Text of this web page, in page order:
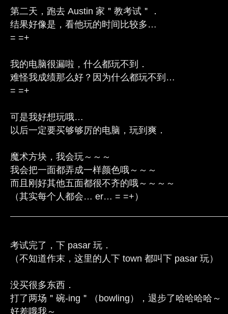
第二天，跑去 Austin 家＂教考试＂．
结果好像是，看他玩的时间比较多…
= =+
我的电脑很漏啦，什么都玩不到．
难怪我成绩那么好？因为什么都玩不到…
= =+
可是我好想玩哦…
以后一定要买够够厉的电脑，玩到爽．
魔术方块，我会玩～～～
我会把一面都弄成一样颜色哦～～～
而且刚好其他五面都很不齐的哦～～～～
（其实每个人都会… er… = =+）
考试完了，下 pasar 玩．
（不知道作末，这里的人下 town 都叫下 pasar 玩）
没买很多东西．
打了两场＂碗-ing＂（bowling），退步了哈哈哈哈～
好差哦我～